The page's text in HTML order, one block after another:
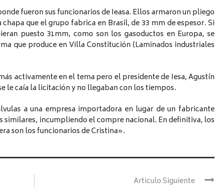
fueron sus funcionarios de Ieasa. Ellos armaron un pliego
que el grupo fabrica en Brasil, de 33 mm de espesor. Si
puesto 31mm, como son los gasoductos en Europa, se
que produce en Villa Constitución (Laminados industriales
activamente en el tema pero el presidente de Iesa, Agustín
le caía la licitación y no llegaban con los tiempos.
a una empresa importadora en lugar de un fabricante
incumpliendo el compre nacional. En definitiva, los
son los funcionarios de Cristina».
Articulo Siguiente